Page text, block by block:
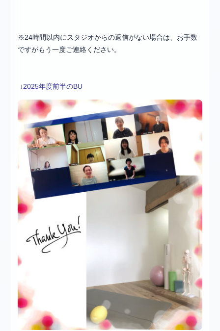
※24時間以内にスタジオからの返信がない場合は、お手数
ですがもう一度ご連絡ください。
↓2025年度前半のBU